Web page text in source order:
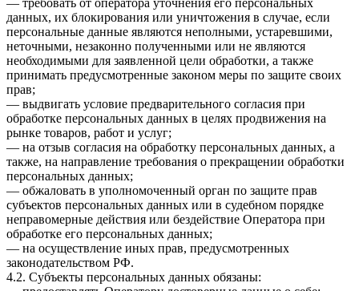
данных, их блокирования или уничтожения в случае, если
персональные данные являются неполными, устаревшими,
неточными, незаконно полученными или не являются
необходимыми для заявленной цели обработки, а также
принимать предусмотренные законом меры по защите своих
прав;
— выдвигать условие предварительного согласия при
обработке персональных данных в целях продвижения на
рынке товаров, работ и услуг;
— на отзыв согласия на обработку персональных данных, а
также, на направление требования о прекращении обработки
персональных данных;
— обжаловать в уполномоченный орган по защите прав
субъектов персональных данных или в судебном порядке
неправомерные действия или бездействие Оператора при
обработке его персональных данных;
— на осуществление иных прав, предусмотренных
законодательством РФ.
4.2. Субъекты персональных данных обязаны: